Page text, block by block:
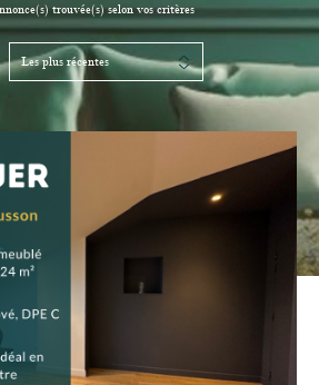
trouvée(s) selon vos critères
Les plus récentes